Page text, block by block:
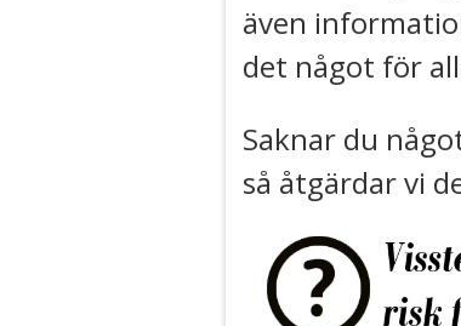
även
det något för
Saknar du
så åtgärdar vi